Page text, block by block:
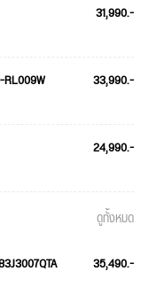
31,990.-
RL009W 33,990.-
24,990.-
ดูทั้งหมด
35,490.-